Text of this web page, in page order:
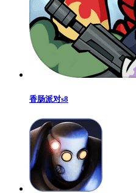
香肠派对s8